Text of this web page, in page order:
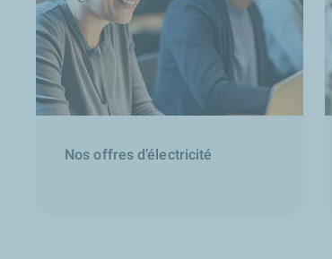
Nos offres d’électricité